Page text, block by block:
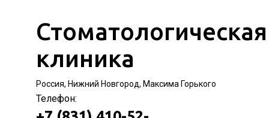
Стоматологическая
клиника
Россия, Нижний Новгород, Максима Горького
Телефон: